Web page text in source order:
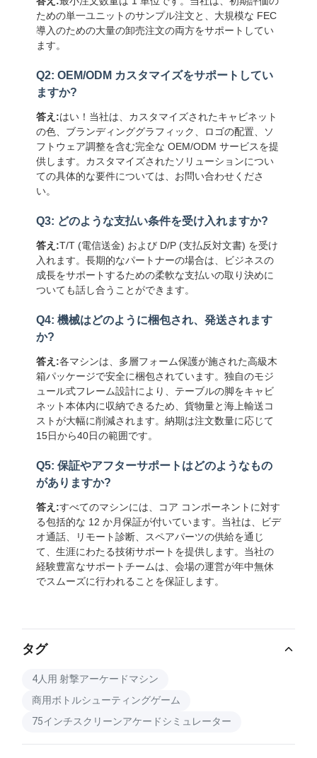
ための単一ユニットのサンプル注文と、大規模な FEC
導入のための大量の卸売注文の両方をサポートしてい
ます。
Q2: OEM/ODM カスタマイズをサポートしてい
ますか?
答え:はい！当社は、カスタマイズされたキャビネット
の色、ブランディンググラフィック、ロゴの配置、ソ
フトウェア調整を含む完全な OEM/ODM サービスを提
供します。カスタマイズされたソリューションについ
ての具体的な要件については、お問い合わせくださ
い。
Q3: どのような支払い条件を受け入れますか?
答え:T/T (電信送金) および D/P (支払反対文書) を受け
入れます。長期的なパートナーの場合は、ビジネスの
成長をサポートするための柔軟な支払いの取り決めに
ついても話し合うことができます。
Q4: 機械はどのように梱包され、発送されます
か?
答え:各マシンは、多層フォーム保護が施された高級木
箱パッケージで安全に梱包されています。独自のモジ
ュール式フレーム設計により、テーブルの脚をキャビ
ネット本体内に収納できるため、貨物量と海上輸送コ
ストが大幅に削減されます。納期は注文数量に応じて
15日から40日の範囲です。
Q5: 保証やアフターサポートはどのようなもの
がありますか?
答え:すべてのマシンには、コア コンポーネントに対す
る包括的な 12 か月保証が付いています。当社は、ビデ
オ通話、リモート診断、スペアパーツの供給を通じ
て、生涯にわたる技術サポートを提供します。当社の
経験豊富なサポートチームは、会場の運営が年中無休
でスムーズに行われることを保証します。
タグ
4人用 射撃アーケードマシン
商用ボトルシューティングゲーム
75インチスクリーンアケードシミュレーター